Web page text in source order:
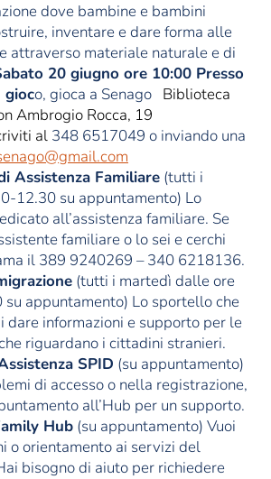
dove bambine e bambini
inventare e dare forma alle
attraverso materiale naturale e di
20 giugno ore 10:00 Presso
gioco, gioca a Senago Biblioteca
Ambrogio Rocca, 19
al 348 6517049 o inviando una
Assistenza Familiare (tutti i
12.30 su appuntamento) Lo
all’assistenza familiare. Se
familiare o lo sei e cerchi
il 389 9240269 – 340 6218136.
(tutti i martedì dalle ore
appuntamento) Lo sportello che
dare informazioni e supporto per le
riguardano i cittadini stranieri.
SPID (su appuntamento)
di accesso o nella registrazione,
all’Hub per un supporto.
Hub (su appuntamento) Vuoi
o orientamento ai servizi del
bisogno di aiuto per richiedere